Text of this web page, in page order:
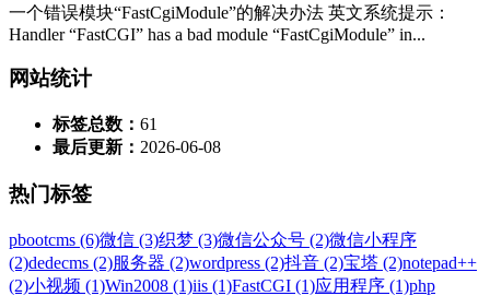
一个错误模块“FastCgiModule”的解决办法 英文系统提示：
Handler “FastCGI” has a bad module “FastCgiModule” in...
网站统计
标签总数： 61
最后更新： 2026-06-08
热门标签
pbootcms (6)微信 (3)织梦 (3)微信公众号 (2)微信小程序
(2)dedecms (2)服务器 (2)wordpress (2)抖音 (2)宝塔 (2)notepad++
(2)小视频 (1)Win2008 (1)iis (1)FastCGI (1)应用程序 (1)php